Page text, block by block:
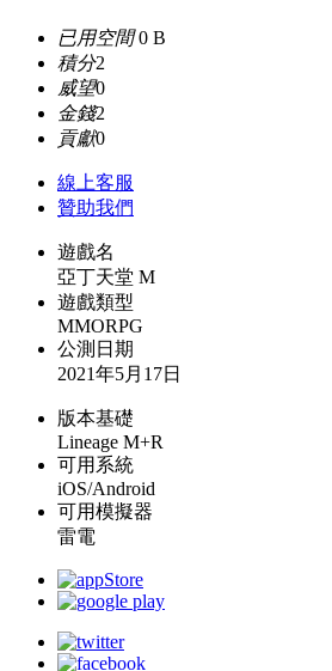
已用空間0 B
積分2
威望0
金錢2
貢獻0
線上客服
贊助我們
遊戲名
亞丁天堂 M
遊戲類型
MMORPG
公測日期
2021年5月17日
版本基礎
Lineage M+R
可用系統
iOS/Android
可用模擬器
雷電